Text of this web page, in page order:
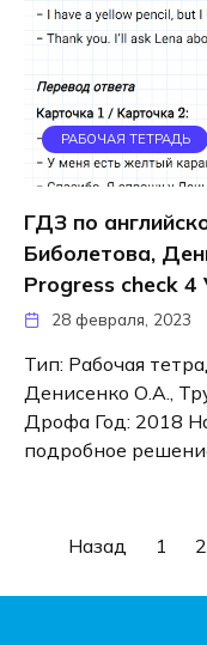
РАБОЧАЯ ТЕТРАДЬ
ГДЗ по
Биболетова,
Progress check
28 февраля, 2023
Тип: Рабочая
Денисенко О.А.,
Дрофа Год: 2018
подробное
Навигация
записям
Назад 1 2